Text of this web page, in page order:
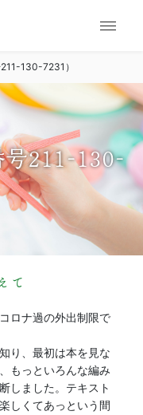
ナ
ー
シ
ョ
ン
メ
ニ
ー
130-7231）
211-130-
て
ロナ過の外出制限で
り、最初は本を見な
もっといろんな編み
しました。テキスト
しくてあっという間